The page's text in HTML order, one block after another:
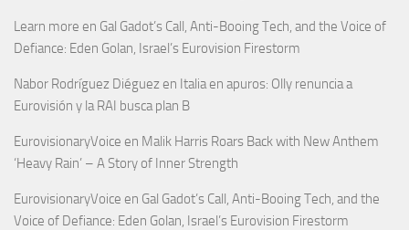
Learn more en Gal Gadot’s Call, Anti-Booing Tech, and the Voice of
Defiance: Eden Golan, Israel’s Eurovision Firestorm
Nabor Rodríguez Diéguez en Italia en apuros: Olly renuncia a
Eurovisión y la RAI busca plan B
EurovisionaryVoice en Malik Harris Roars Back with New Anthem
‘Heavy Rain’ – A Story of Inner Strength
EurovisionaryVoice en Gal Gadot’s Call, Anti-Booing Tech, and the
Voice of Defiance: Eden Golan, Israel’s Eurovision Firestorm